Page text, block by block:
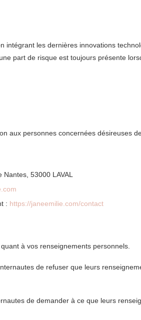
les dernières innovations
part de risque est toujours présente
aux personnes concernées désireuses
53000 LAVAL
: https://janeemilie.com/contact
à vos renseignements personnels.
de refuser que leurs
de demander à ce que leurs